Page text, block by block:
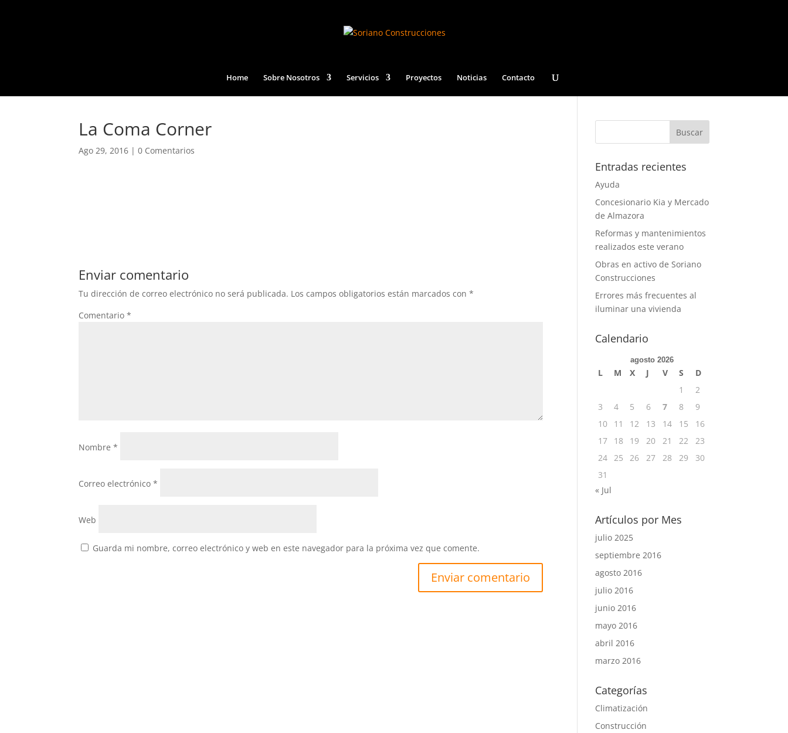
Home Sobre Nosotros Servicios Proyectos Noticias Contacto
La Coma Corner
Ago 29, 2016 |0 Comentarios
Enviar comentario
Tu dirección de correo electrónico no será publicada. Los campos obligatorios están marcados con*
Comentario*
Nombre*
Correo electrónico*
Web
Guarda mi nombre, correo electrónico y web en este navegador para la próxima vez que comente.
Entradas recientes
Ayuda
Concesionario Kia y Mercado
de Almazora
Reformas y mantenimientos
realizados este verano
Obras en activo de Soriano
Construcciones
Errores más frecuentes al
iluminar una vivienda
Calendario
agosto 2026
L M X J V S
D
1
2
3
4 5 6 7 8
9
10
11 12 13 14 15
16
17
18 19 20 21 22
23
24 25 26 27 28 29
30
31
« Jul
Artículos por Mes
julio 2025
septiembre 2016
agosto 2016
julio 2016
junio 2016
mayo 2016
abril 2016
marzo 2016
Categorías
Climatización
Construcción